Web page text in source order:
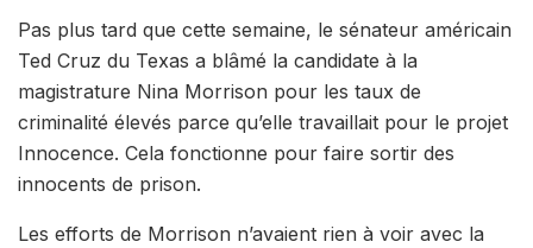
Pas plus tard que cette semaine, le sénateur américain
Ted Cruz du Texas a blâmé la candidate à la
magistrature Nina Morrison pour les taux de
criminalité élevés parce qu’elle travaillait pour le projet
Innocence. Cela fonctionne pour faire sortir des
innocents de prison.
Les efforts de Morrison n’avaient rien à voir avec la